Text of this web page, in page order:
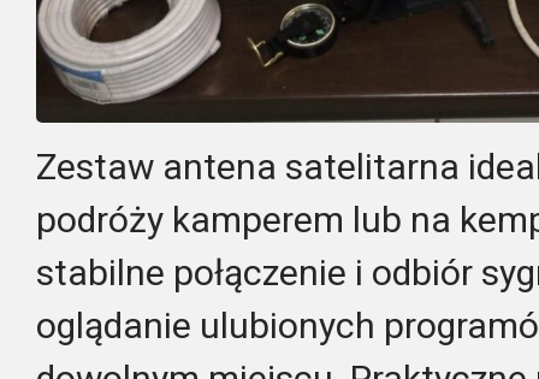
Zestaw antena satelitarna
podróży kamperem lub na
stabilne połączenie i odbiór
oglądanie ulubionych